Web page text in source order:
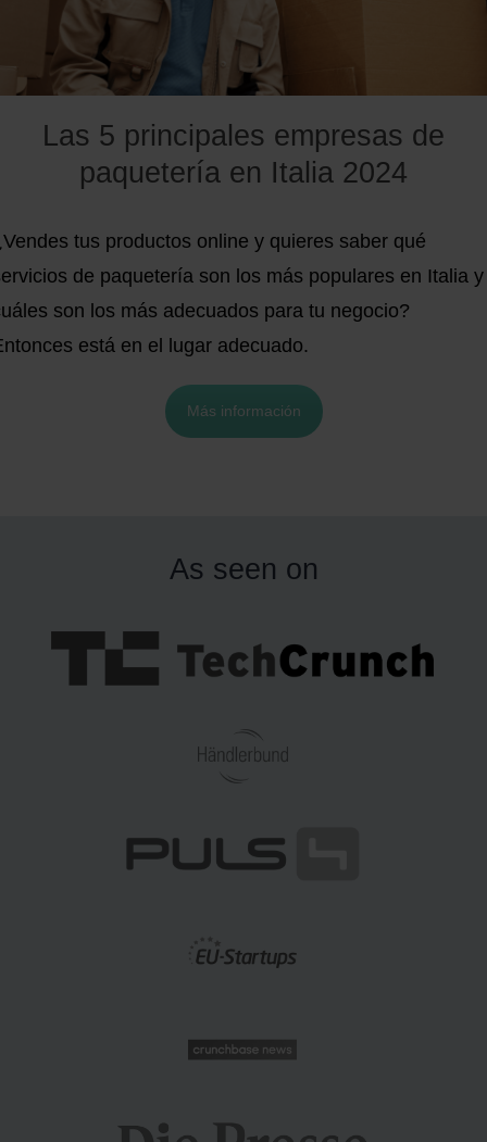
Las 5 principales empresas de
paquetería en Italia 2024
tus productos online y quieres saber qué
de paquetería son los más populares en Italia y
son los más adecuados para tu negocio?
está en el lugar adecuado.
Más información
As seen on